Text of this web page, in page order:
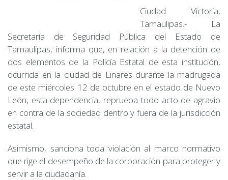
Ciudad Victoria,
Tamaulipas.- La
Secretaría de Seguridad Pública del Estado de
Tamaulipas, informa que, en relación a la detención de
dos elementos de la Policía Estatal de esta institución,
ocurrida en la ciudad de Linares durante la madrugada
de este miércoles 12 de octubre en el estado de Nuevo
León, esta dependencia, reprueba todo acto de agravio
en contra de la sociedad dentro y fuera de la jurisdicción
estatal.
Asimismo, sanciona toda violación al marco normativo
que rige el desempeño de la corporación para proteger y
servir a la ciudadanía.